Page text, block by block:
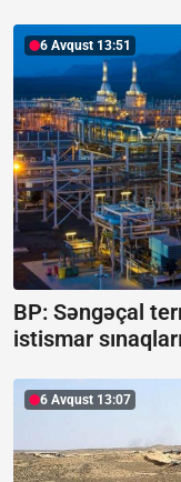
6 Avqust 13:51
BP: Səngəçal
istismar
6 Avqust 13:07